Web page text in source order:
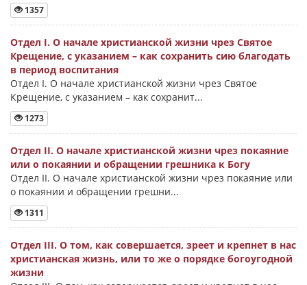
1357
Отдел I. О начале христианской жизни чрез Святое
Крещение, с указанием – как сохранить сию благодать
в период воспитания
Отдел I. О начале христианской жизни чрез Святое
Крещение, с указанием – как сохранит...
1273
Отдел II. О начале христианской жизни чрез покаяние
или о покаянии и обращении грешника к Богу
Отдел II. О начале христианской жизни чрез покаяние или
о покаянии и обращении грешни...
1311
Отдел III. О том, как совершается, зреет и крепнет в нас
христианская жизнь, или то же о порядке богоугодной
жизни